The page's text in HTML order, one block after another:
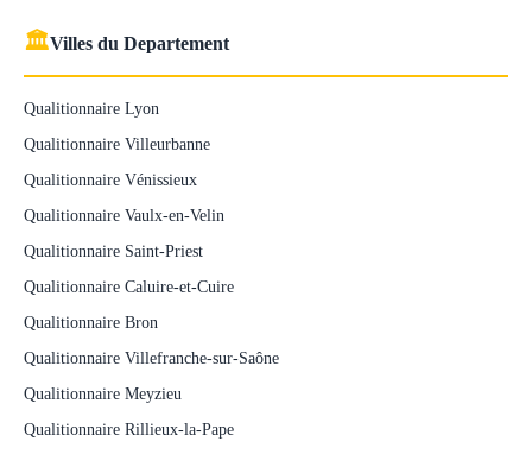
🏛Villes du Departement
Qualitionnaire Lyon
Qualitionnaire Villeurbanne
Qualitionnaire Vénissieux
Qualitionnaire Vaulx-en-Velin
Qualitionnaire Saint-Priest
Qualitionnaire Caluire-et-Cuire
Qualitionnaire Bron
Qualitionnaire Villefranche-sur-Saône
Qualitionnaire Meyzieu
Qualitionnaire Rillieux-la-Pape